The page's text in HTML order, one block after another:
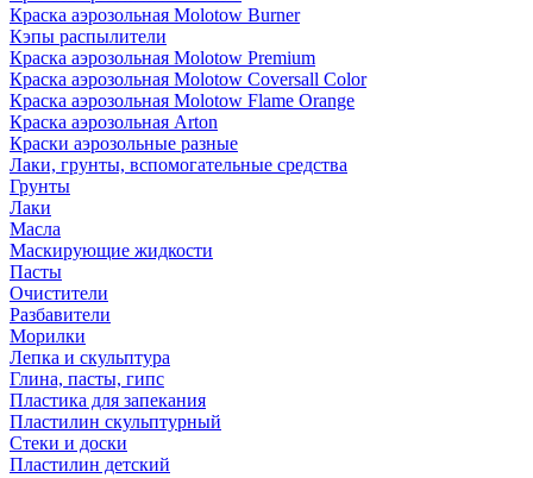
Краска аэрозольная Molotow Burner
Кэпы распылители
Краска аэрозольная Molotow Premium
Краска аэрозольная Molotow Coversall Color
Краска аэрозольная Molotow Flame Orange
Краска аэрозольная Arton
Краски аэрозольные разные
Лаки, грунты, вспомогательные средства
Грунты
Лаки
Масла
Маскирующие жидкости
Пасты
Очистители
Разбавители
Морилки
Лепка и скульптура
Глина, пасты, гипс
Пластика для запекания
Пластилин скульптурный
Стеки и доски
Пластилин детский